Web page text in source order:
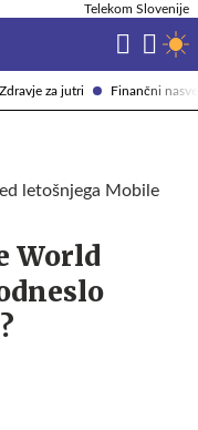
Zdravje za jutri Finančni
Telekom Slovenije
letošnjega Mobile
World